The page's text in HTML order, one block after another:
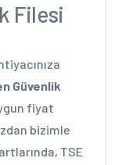
Filesi
Güvenlik
fiyat
bizimle
TSE